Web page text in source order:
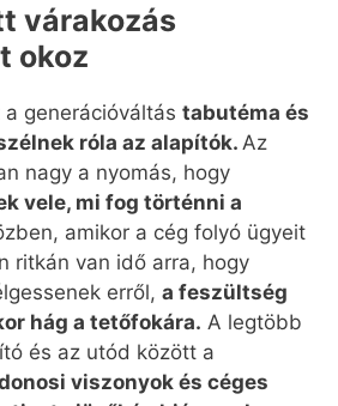
várakozás
okoz
generációváltás tabutéma és
róla az alapítók. Az
nagy a nyomás, hogy
vele, mi fog történni a
amikor a cég folyó ügyeit
ritkán van idő arra, hogy
erről, a feszültség
hág a tetőfokára. A legtöbb
és az utód között a
viszonyok és céges